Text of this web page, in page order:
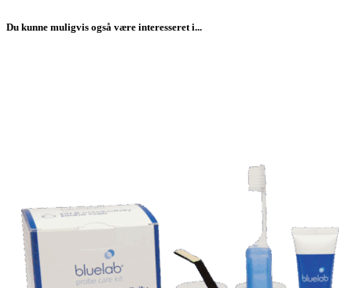
Du kunne muligvis også være interesseret i...